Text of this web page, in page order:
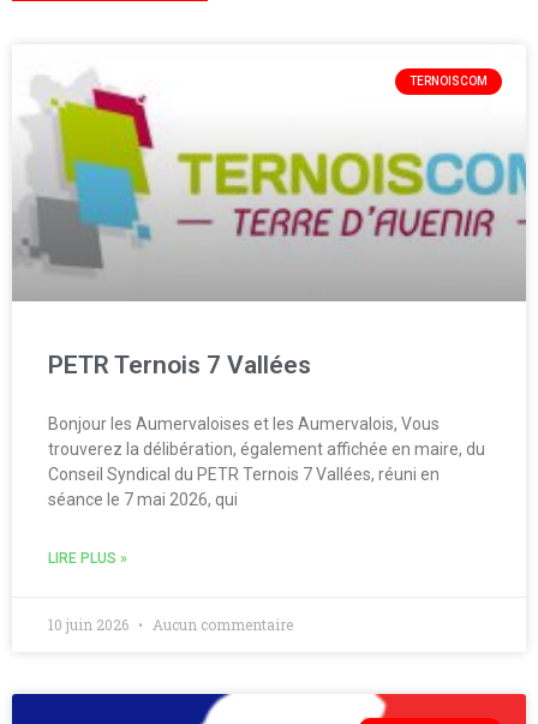
TERNOISCOM
PETR Ternois 7 Vallées
Bonjour les Aumervaloises et les Aumervalois, Vous
trouverez la délibération, également affichée en maire, du
Conseil Syndical du PETR Ternois 7 Vallées, réuni en
séance le 7 mai 2026, qui
LIRE PLUS »
10 juin 2026 Aucun commentaire